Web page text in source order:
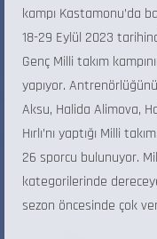
kampı Kastamonu’da
18-29 Eylül 2023
Genç Milli takım
yapıyor.
Aksu, Halida Alimova,
Hırlı’nı yaptığı Milli
26 sporcu bulunuyor.
kategorilerinde
sezon öncesinde çok